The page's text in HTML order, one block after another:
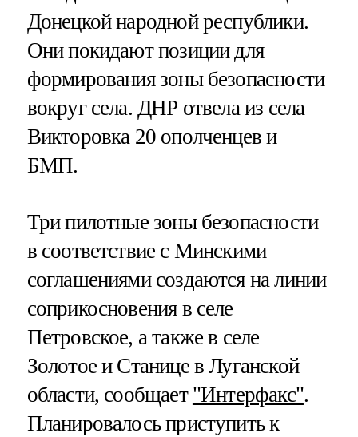
Донецкой народной республики.
Они покидают позиции для
формирования зоны безопасности
вокруг села. ДНР отвела из села
Викторовка 20 ополченцев и
БМП.
Три пилотные зоны безопасности
в соответствие с Минскими
соглашениями создаются на линии
соприкосновения в селе
Петровское, а также в селе
Золотое и Станице в Луганской
области, сообщает "Интерфакс".
Планировалось приступить к